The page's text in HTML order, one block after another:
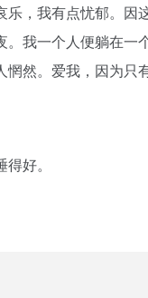
乐，我有点忧郁。
。我一个人便躺在
然。爱我，因为只
好。